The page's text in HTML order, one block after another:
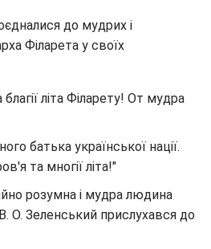
до мудрих і
Філарета у своїх
літа Філарету! От мудра
батька української нації.
та многії літа!"
розумна і мудра людина
О. Зеленський прислухався до